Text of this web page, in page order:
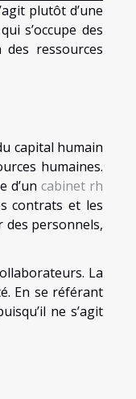
plutôt d’une
s’occupe des
ressources
capital humain
humaines.
d’uncabinet rh
contrats et les
des personnels,
La
En se référant
ne s’agit